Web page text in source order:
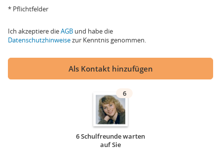
* Pflichtfelder
Ich akzeptiere dieAGB und habe die
Datenschutzhinweisezur Kenntnis genommen.
Als Kontakt hinzufügen
6
6 Schulfreunde warten
auf Sie